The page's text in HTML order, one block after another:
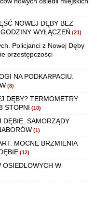
NOWEJ DĘBY BEZ
WYŁĄCZEŃ (21)
Policjanci z Nowej Dęby
przestępczości
NA PODKARPACIU.
(8)
DĘBY? TERMOMETRY
STOPNI (10)
DĘBIE. SAMORZĄDY
(1)
MOCNE BRZMIENIA
(12)
OSIEDLOWYCH W